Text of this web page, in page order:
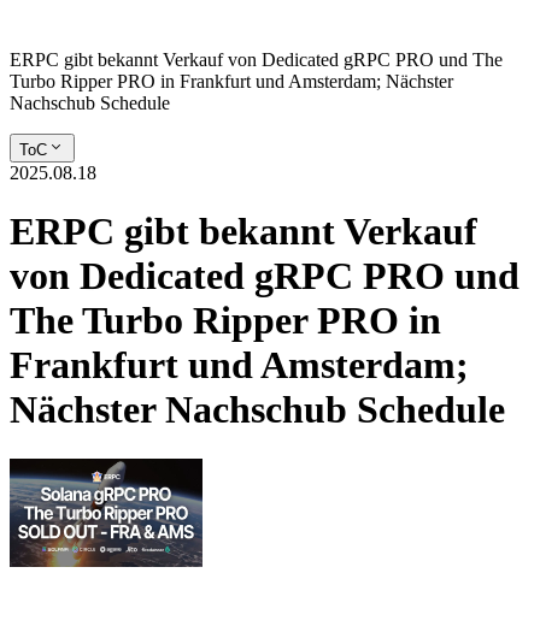
ERPC gibt bekannt Verkauf von Dedicated gRPC PRO und The
Turbo Ripper PRO in Frankfurt und Amsterdam; Nächster
Nachschub Schedule
ToC
2025.08.18
ERPC gibt bekannt Verkauf
von Dedicated gRPC PRO und
The Turbo Ripper PRO in
Frankfurt und Amsterdam;
Nächster Nachschub Schedule